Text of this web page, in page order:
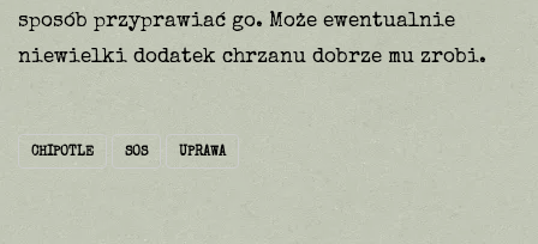
sposób przyprawiać go. Może ewentualnie
niewielki dodatek chrzanu dobrze mu zrobi.
CHIPOTLE SOS UPRAWA